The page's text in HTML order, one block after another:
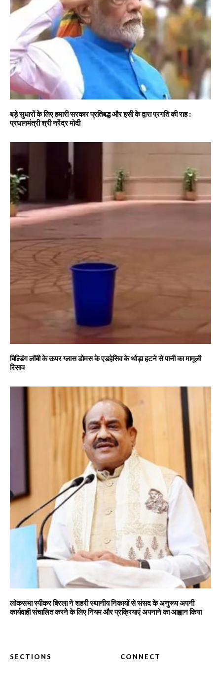
बड़े सुधारों के लिए हमारी सरकार प्रतिबद्ध और इसी के द्वारा प्रगति की राह :
प्रधानमंत्री श्री नरेंद्र मोदी
बिल्डिंग लॉबी के ऊपर ग्लास डोमस के एडहेसिव के थोड़ा हटने से पानी का मामूली
रिसाव
लोकसभा स्पीकर बिरला ने शहरी स्थानीय निकायों से संसद के अनुरूप अपनी
कार्यवाही संचालित करने के लिए नियम और प्रक्रियाएं अपनाने का आह्वान किया
SECTIONS CONNECT